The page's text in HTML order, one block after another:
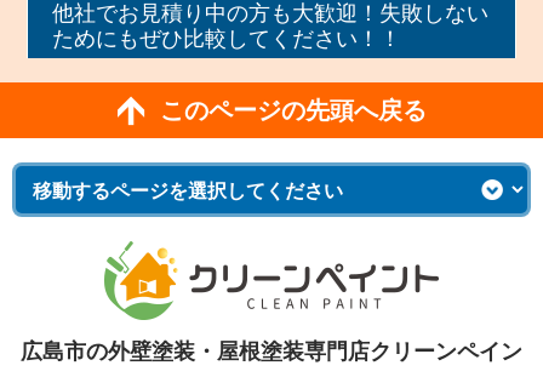
他社でお見積り中の方も大歓迎！失敗しない
ためにもぜひ比較してください！！
このページの先頭へ戻る
広島市の外壁塗装・屋根塗装専門店クリーンペイン